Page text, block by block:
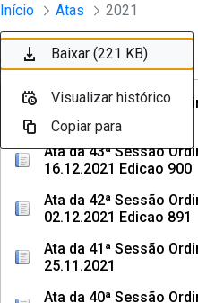
Pular para o Conteúdo principal
Sessões e
Início Atas 2021
Ordenar Filtro
Ata da 44ª Sessão
13.01.2022 Edicao 914
Ata da 43ª Sessão
16.12.2021 Edicao 900
Ata da 42ª Sessão
02.12.2021 Edicao 891
Ata da 41ª Sessão
25.11.2021
Ata da 40ª Sessão
Baixar (434 KB)
Visualizar histórico
Copiar para
Baixar (395 KB)
Visualizar histórico
Copiar para
Baixar (406 KB)
Visualizar histórico
Copiar para
Baixar (463 KB)
Visualizar histórico
Copiar para
Baixar (349 KB)
Visualizar histórico
Copiar para
Baixar (232 KB)
Visualizar histórico
Copiar para
Baixar (174 KB)
Visualizar histórico
Copiar para
Baixar (203 KB)
Visualizar histórico
Copiar para
Baixar (219 KB)
Visualizar histórico
Copiar para
Baixar (221 KB)
Visualizar histórico
Copiar para